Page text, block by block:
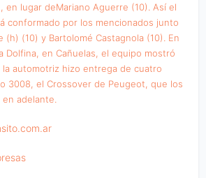
en lugar deMariano Aguerre (10). Así el
conformado por los mencionados junto
(h) (10) y Bartolomé Castagnola (10). En
Dolfina, en Cañuelas, el equipo mostró
la automotriz hizo entrega de cuatro
3008, el Crossover de Peugeot, que los
adelante.